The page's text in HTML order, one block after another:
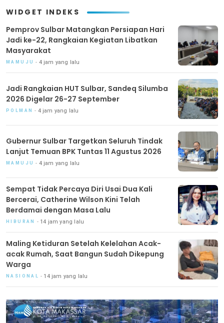
WIDGET INDEKS
Pemprov Sulbar Matangkan Persiapan Hari
Jadi ke-22, Rangkaian Kegiatan Libatkan
Masyarakat
MAMUJU 4 jam yang lalu
Jadi Rangkaian HUT Sulbar, Sandeq Silumba
2026 Digelar 26-27 September
POLMAN 4 jam yang lalu
Gubernur Sulbar Targetkan Seluruh Tindak
Lanjut Temuan BPK Tuntas 11 Agustus 2026
MAMUJU 4 jam yang lalu
Sempat Tidak Percaya Diri Usai Dua Kali
Bercerai, Catherine Wilson Kini Telah
Berdamai dengan Masa Lalu
HIBURAN 14 jam yang lalu
Maling Ketiduran Setelah Kelelahan Acak-
acak Rumah, Saat Bangun Sudah Dikepung
Warga
NASIONAL 14 jam yang lalu